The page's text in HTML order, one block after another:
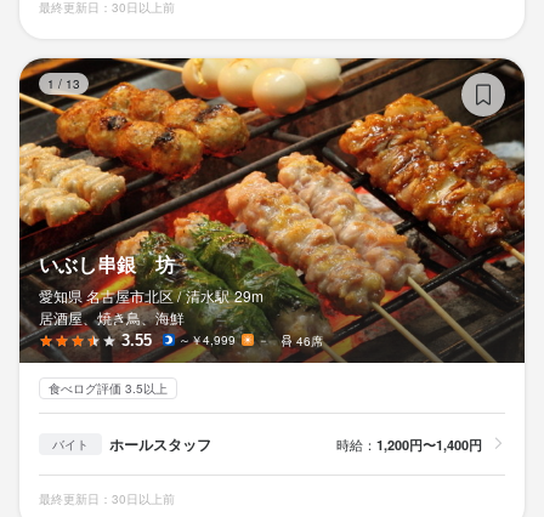
最終更新日：30日以上前
1 / 13
いぶし串銀 坊
愛知県 名古屋市北区 / 清水駅 29m
居酒屋、焼き鳥、海鮮
3.55 ～￥4,999 － 46席
食べログ評価 3.5以上
バイト ホールスタッフ 時給： 1,200円〜1,400円
最終更新日：30日以上前